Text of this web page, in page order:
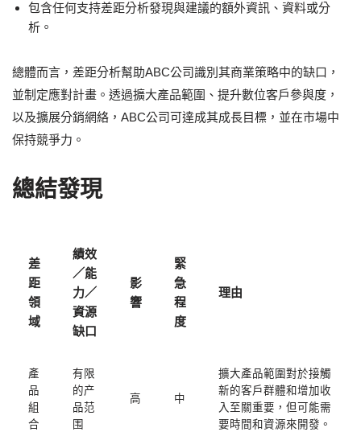
包含任何支持差距分析發現與建議的額外資訊、資料或分
析。
總體而言，差距分析幫助ABC公司識別其商業策略中的缺口，
並制定應對計畫。透過擴大產品範圍、提升數位客戶參與度，
以及擴展分銷網絡，ABC公司可達成其成長目標，並在市場中
保持競爭力。
總結發現
差
距
領
域
績效
／能
力／
資源
缺口
影
響
緊
急
程
度
理由
產
品
組
合
有限
的产
品范
围
高 中
擴大產品範圍對於接觸
新的客戶群體和增加收
入至關重要，但可能需
要時間和資源來開發。